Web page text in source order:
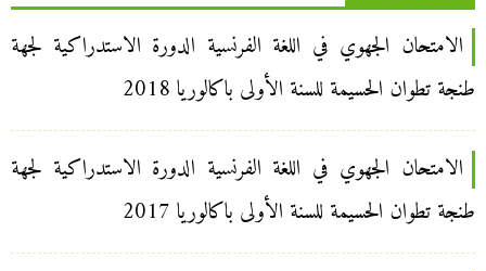
الامتحان الجهوي في اللغة الفرنسية الدورة الاستدراكية لجهة
طنجة تطوان الحسيمة للسنة الأولى باكالوريا 2018
الامتحان الجهوي في اللغة الفرنسية الدورة الاستدراكية لجهة
طنجة تطوان الحسيمة للسنة الأولى باكالوريا 2017